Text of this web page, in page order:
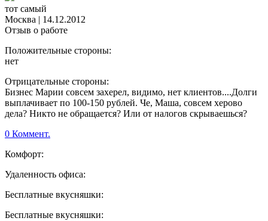
тот самый
Москва | 14.12.2012
Отзыв о работе
Положительные стороны:
нет
Отрицательные стороны:
Бизнес Марии совсем захерел, видимо, нет клиентов....Долги
выплачивает по 100-150 рублей. Че, Маша, совсем херово
дела? Никто не обращается? Или от налогов скрываешься?
0 Коммент.
Комфорт:
Удаленность офиса:
Бесплатные вкусняшки:
Бесплатные вкусняшки: